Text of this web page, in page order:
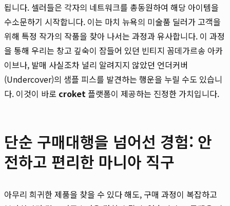
됩니다. 셀러들은 각자의 네트워크를 총동원하여 해당 아이템을
수소문하기 시작합니다. 이는 마치 뉴욕의 미술품 딜러가 고객을
위해 특정 작가의 작품을 찾아 나서는 과정과 유사합니다. 이 과정
을 통해 우리는 창고 깊숙이 잠들어 있던 빈티지 꼼데가르송 아카
이브나, 발매 사실조차 널리 알려지지 않았던 언더커버
(Undercover)의 샘플 피스를 발견하는 행운을 누릴 수도 있습니
다. 이것이 바로 croket 플랫폼이 제공하는 진정한 가치입니다.
단순 구매대행을 넘어선 경험: 안
전하고 편리한 마니아 직구
아무리 희귀한 제품을 찾을 수 있다 해도, 구매 과정이 복잡하고